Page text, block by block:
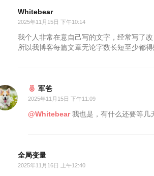
Whitebear
2025年11月15日 下午10:14
我个人非常在意自己写的文字，经常写了改
所以我博客每篇文章无论字数长短至少都得
军爸
2025年11月15日 下午11:09
@Whitebear我也是，有什么还要等几
全局变量
2025年11月16日 上午12:40